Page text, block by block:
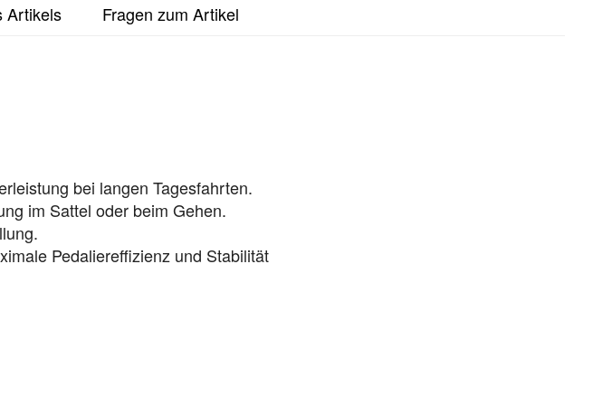
Artikels Fragen zum Artikel
bei langen Tagesfahrten.
im Sattel oder beim Gehen.
Pedaliereffizienz und Stabilität